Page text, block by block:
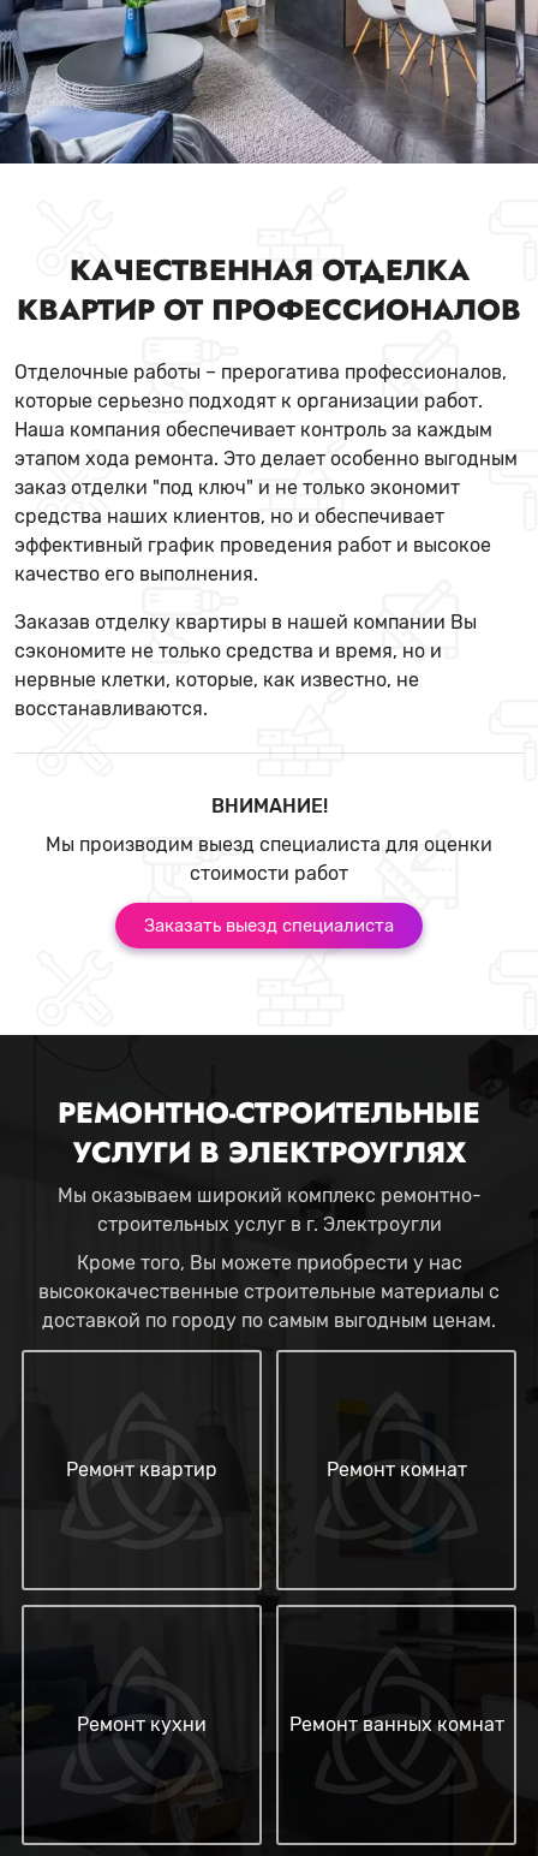
КАЧЕСТВЕННАЯ ОТДЕЛКА
КВАРТИР ОТ ПРОФЕССИОНАЛОВ
Отделочные работы – прерогатива профессионалов,
которые серьезно подходят к организации работ.
Наша компания обеспечивает контроль за каждым
этапом хода ремонта. Это делает особенно выгодным
заказ отделки "под ключ" и не только экономит
средства наших клиентов, но и обеспечивает
эффективный график проведения работ и высокое
качество его выполнения.
Заказав отделку квартиры в нашей компании Вы
сэкономите не только средства и время, но и
нервные клетки, которые, как известно, не
восстанавливаются.
ВНИМАНИЕ!
Мы производим выезд специалиста для оценки
стоимости работ
Заказать выезд специалиста
РЕМОНТНО-СТРОИТЕЛЬНЫЕ
УСЛУГИ В ЭЛЕКТРОУГЛЯХ
Мы оказываем широкий комплекс ремонтно-
строительных услуг в г. Электроугли
Кроме того, Вы можете приобрести у нас
высококачественные строительные материалы с
доставкой по городу по самым выгодным ценам.
Ремонт квартир Ремонт комнат
Ремонт кухни Ремонт ванных комнат